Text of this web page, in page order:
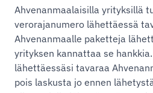
Ahvenanmaalaisilla yrityksillä
verorajanumero lähettäessä
Ahvenanmaalle paketteja
yrityksen kannattaa se
lähettäessäsi tavaraa
pois laskusta jo ennen